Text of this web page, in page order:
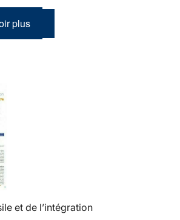
plus
et de l’intégration